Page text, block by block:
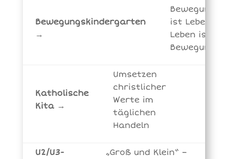
Bewegungskindergarten
→
Bewegung
ist Leben,
Leben ist
Bewegung
Katholische
Kita →
Umsetzen
christlicher
Werte im
täglichen
Handeln
U2/U3-
„Groß und Klein“ –